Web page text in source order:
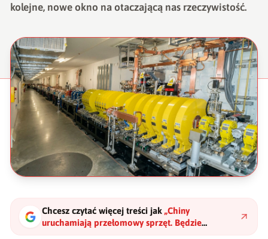
kolejne, nowe okno na otaczającą nas rzeczywistość.
Chcesz czytać więcej treści jak „Chiny
uruchamiają przełomowy sprzęt. Będzie
emitował najjaśniejsze na świecie promienie X"?